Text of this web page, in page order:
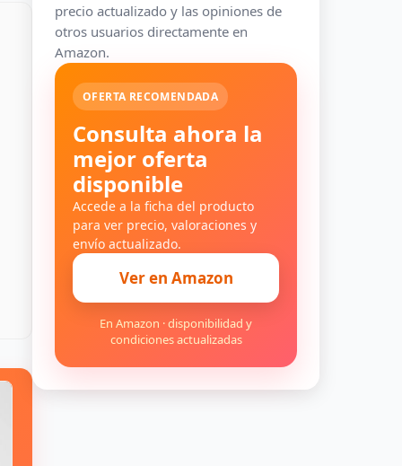
precio actualizado y las opiniones de
otros usuarios directamente en
Amazon.
OFERTA RECOMENDADA
Consulta ahora la
mejor oferta
disponible
Accede a la ficha del producto
para ver precio, valoraciones y
envío actualizado.
Ver en Amazon
En Amazon · disponibilidad y
condiciones actualizadas